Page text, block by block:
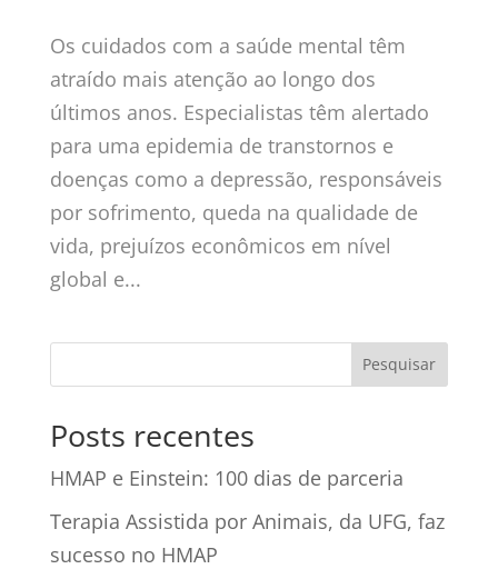
Os cuidados com a saúde mental têm
atraído mais atenção ao longo dos
últimos anos. Especialistas têm alertado
para uma epidemia de transtornos e
doenças como a depressão, responsáveis
por sofrimento, queda na qualidade de
vida, prejuízos econômicos em nível
global e...
Posts recentes
HMAP e Einstein: 100 dias de parceria
Terapia Assistida por Animais, da UFG, faz
sucesso no HMAP